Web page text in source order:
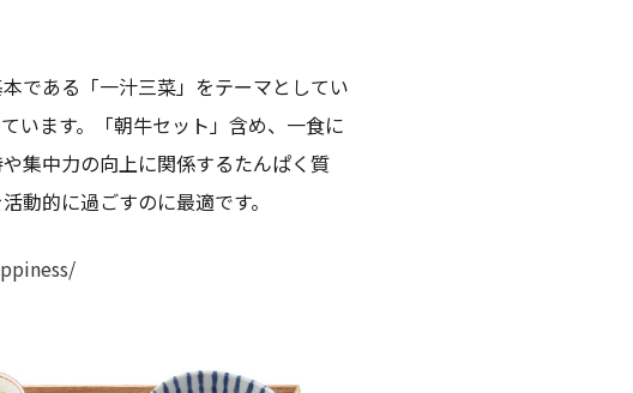
である「一汁三菜」をテーマとしてい
います。「朝牛セット」含め、一食に
集中力の向上に関係するたんぱく質
動的に過ごすのに最適です。